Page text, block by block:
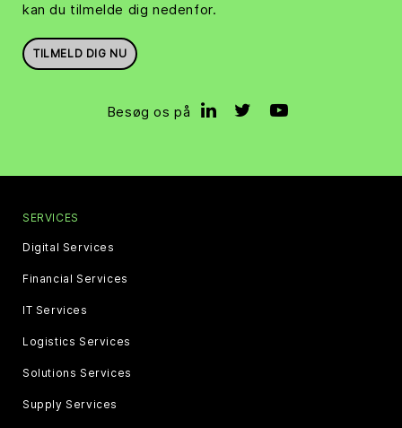
kan du tilmelde dig nedenfor.
TILMELD DIG NU
Besøg os på
SERVICES
Digital Services
Financial Services
IT Services
Logistics Services
Solutions Services
Supply Services